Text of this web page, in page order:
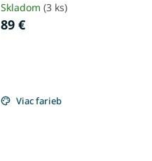
Skladom (3 ks)
89 €
Viac farieb